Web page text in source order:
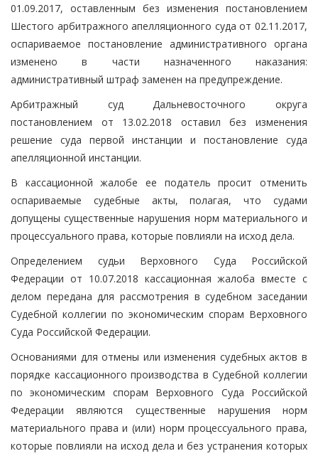
01.09.2017, оставленным без изменения постановлением
Шестого арбитражного апелляционного суда от 02.11.2017,
оспариваемое постановление административного органа
изменено в части назначенного наказания:
административный штраф заменен на предупреждение.
Арбитражный суд Дальневосточного округа
постановлением от 13.02.2018 оставил без изменения
решение суда первой инстанции и постановление суда
апелляционной инстанции.
В кассационной жалобе ее податель просит отменить
оспариваемые судебные акты, полагая, что судами
допущены существенные нарушения норм материального и
процессуального права, которые повлияли на исход дела.
Определением судьи Верховного Суда Российской
Федерации от 10.07.2018 кассационная жалоба вместе с
делом передана для рассмотрения в судебном заседании
Судебной коллегии по экономическим спорам Верховного
Суда Российской Федерации.
Основаниями для отмены или изменения судебных актов в
порядке кассационного производства в Судебной коллегии
по экономическим спорам Верховного Суда Российской
Федерации являются существенные нарушения норм
материального права и (или) норм процессуального права,
которые повлияли на исход дела и без устранения которых